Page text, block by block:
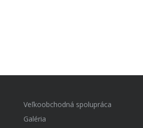
Veľkoobchodná spolupráca
Galéria